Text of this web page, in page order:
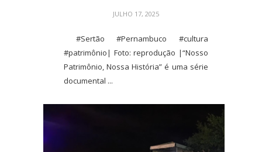
JULHO 17, 2025
#Sertão #Pernambuco #cultura
#patrimônio| Foto: reprodução |“Nosso
Patrimônio, Nossa História” é uma série
documental ...